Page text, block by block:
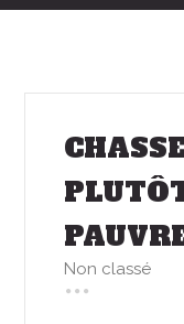
Non classé